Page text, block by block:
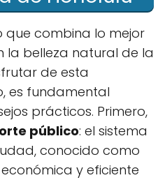
que combina lo mejor
la belleza natural de la
de esta
es fundamental‍
prácticos. ⁤Primero,
público: ‌el sistema
conocido ‍como
y eficiente